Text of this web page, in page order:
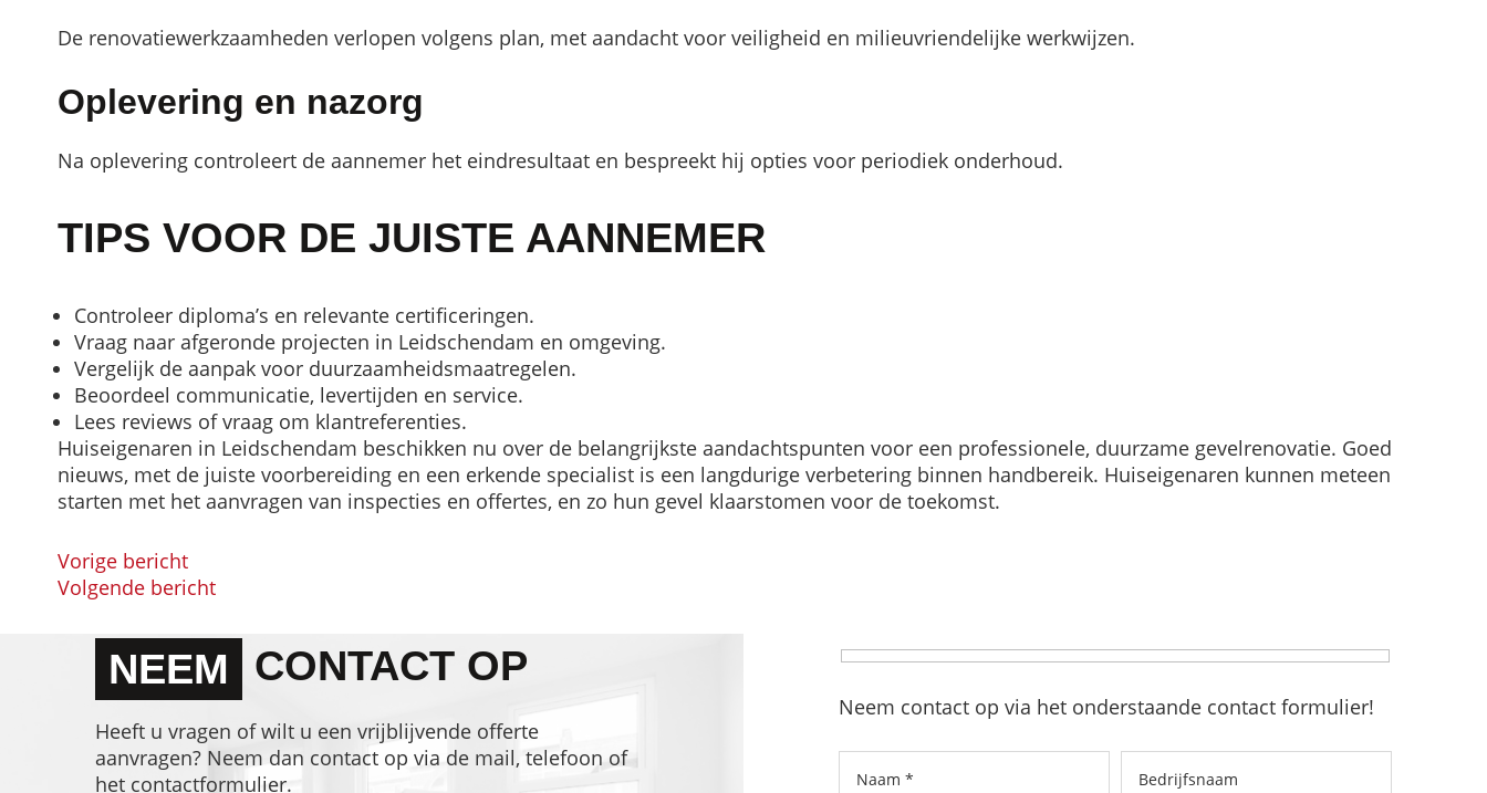
De renovatiewerkzaamheden verlopen volgens plan, met aandacht voor veiligheid en milieuvriendelijke werkwijzen.
Oplevering en nazorg
Na oplevering controleert de aannemer het eindresultaat en bespreekt hij opties voor periodiek onderhoud.
TIPS VOOR DE JUISTE AANNEMER
Controleer diploma’s en relevante certificeringen.
Vraag naar afgeronde projecten in Leidschendam en omgeving.
Vergelijk de aanpak voor duurzaamheidsmaatregelen.
Beoordeel communicatie, levertijden en service.
Lees reviews of vraag om klantreferenties.
Huiseigenaren in Leidschendam beschikken nu over de belangrijkste aandachtspunten voor een professionele, duurzame gevelrenovatie. Goed
nieuws, met de juiste voorbereiding en een erkende specialist is een langdurige verbetering binnen handbereik. Huiseigenaren kunnen meteen
starten met het aanvragen van inspecties en offertes, en zo hun gevel klaarstomen voor de toekomst.
BERICHT
NAVIGATIE
Vorige bericht
Volgende bericht
NEEM CONTACT OP
Heeft u vragen of wilt u een vrijblijvende offerte
aanvragen? Neem dan contact op via de mail, telefoon of
het contactformulier.
Neem contact op via het onderstaande contact formulier!